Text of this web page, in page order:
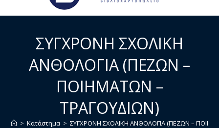
ΣΥΓΧΡΟΝΗ ΣΧΟΛΙΚΗ
ΑΝΘΟΛΟΓΙΑ (ΠΕΖΩΝ –
ΠΟΙΗΜΑΤΩΝ –
ΤΡΑΓΟΥΔΙΩΝ)
> Κατάστημα > ΣΥΓΧΡΟΝΗ ΣΧΟΛΙΚΗ ΑΝΘΟΛΟΓΙΑ (ΠΕΖΩΝ –